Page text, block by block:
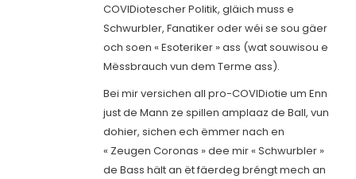
COVIDiotescher Politik, gläich muss e
Schwurbler, Fanatiker oder wéi se sou gäer
och soen « Esoteriker » ass (wat souwisou e
Mëssbrauch vun dem Terme ass).
Bei mir versichen all pro-COVIDiotie um Enn
just de Mann ze spillen amplaaz de Ball, vun
dohier, sichen ech ëmmer nach en
« Zeugen Coronas » dee mir « Schwurbler »
de Bass hält an ët fäerdeg bréngt mech an